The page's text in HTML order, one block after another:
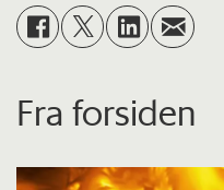
Fra forsiden